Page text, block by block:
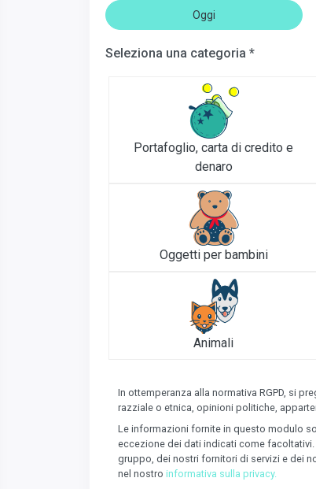
Oggi
Seleziona una categoria *
Portafoglio, carta di credito e
denaro
Oggetti per bambini
Animali
In ottemperanza alla normativa RGPD, si
razziale o etnica, opinioni politiche,
Le informazioni fornite in questo modulo
eccezione dei dati indicati come
gruppo, dei nostri fornitori di servizi e dei
nel nostro informativa sulla privacy.